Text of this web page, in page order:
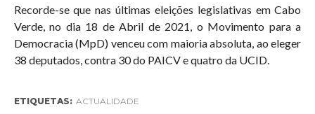
Recorde-se que nas últimas eleições legislativas em Cabo
Verde, no dia 18 de Abril de 2021, o Movimento para a
Democracia (MpD) venceu com maioria absoluta, ao eleger
38 deputados, contra 30 do PAICV e quatro da UCID.
ETIQUETAS: ACTUALIDADE